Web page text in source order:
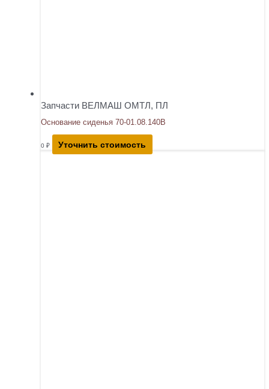
Запчасти ВЕЛМАШ ОМТЛ, ПЛ
Основание сиденья 70-01.08.140В
0 ₽ Уточнить стоимость